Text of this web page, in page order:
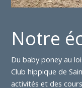
Notre
Du baby poney au
Club hippique de
activités et des